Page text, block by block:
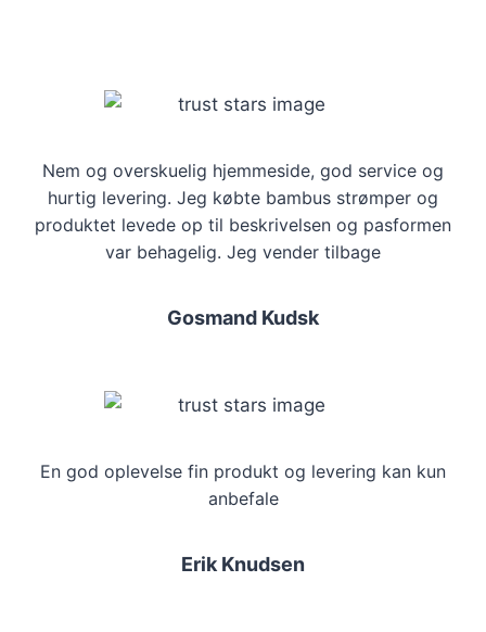
varianter.
kan
vælges
på
varesiden
varianter.
kan
vælges
på
varesiden
Nem og overskuelig hjemmeside, god service og
hurtig levering. Jeg købte bambus strømper og
produktet levede op til beskrivelsen og pasformen
var behagelig. Jeg vender tilbage
Gosmand Kudsk
En god oplevelse fin produkt og levering kan kun
anbefale
Erik Knudsen